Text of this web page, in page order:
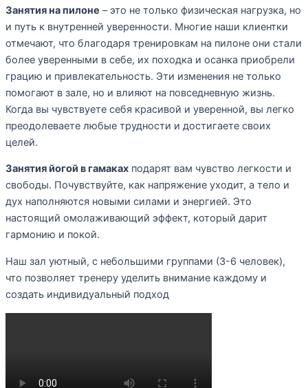
Занятия на пилоне – это не только физическая нагрузка, но
и путь к внутренней уверенности. Многие наши клиентки
отмечают, что благодаря тренировкам на пилоне они стали
более уверенными в себе, их походка и осанка приобрели
грацию и привлекательность. Эти изменения не только
помогают в зале, но и влияют на повседневную жизнь.
Когда вы чувствуете себя красивой и уверенной, вы легко
преодолеваете любые трудности и достигаете своих
целей.
Занятия йогой в гамаках подарят вам чувство легкости и
свободы. Почувствуйте, как напряжение уходит, а тело и
дух наполняются новыми силами и энергией. Это
настоящий омолаживающий эффект, который дарит
гармонию и покой.
Наш зал уютный, с небольшими группами (3-6 человек),
что позволяет тренеру уделить внимание каждому и
создать индивидуальный подход